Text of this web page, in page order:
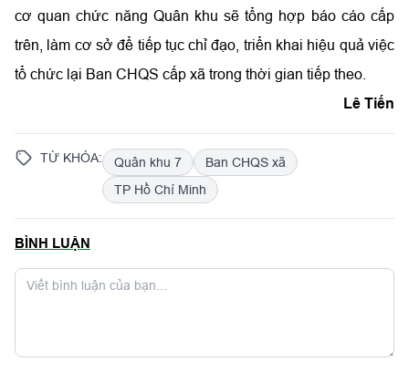
cơ quan chức năng Quân khu sẽ tổng hợp báo cáo cấp
trên, làm cơ sở để tiếp tục chỉ đạo, triển khai hiệu quả việc
tổ chức lại Ban CHQS cấp xã trong thời gian tiếp theo.
Lê Tiến
TỪ KHÓA: Quân khu 7
Ban CHQS xã
TP Hồ Chí Minh
BÌNH LUẬN